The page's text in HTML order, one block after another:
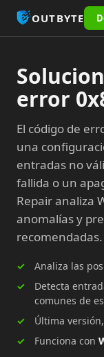
OUTBYTE
error
El código de
una
entradas no
fallida o un
Repair analiza
anomalías y
recomendadas.
Analiza las
Detecta
comunes de
Última
Funciona con